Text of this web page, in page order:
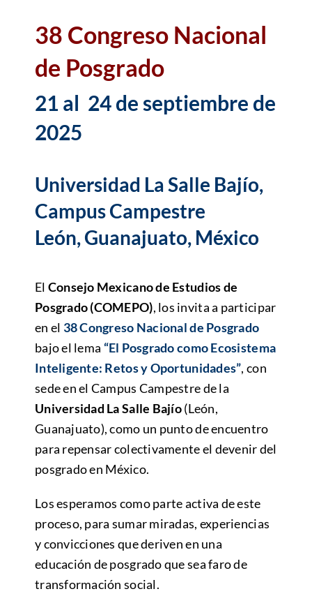
Alianzas
Contacto
38 Congreso Nacional
de Posgrado
21 al 24 de septiembre de
2025
Universidad La Salle Bajío,
Campus Campestre
León, Guanajuato, México
El Consejo Mexicano de Estudios de
Posgrado (COMEPO), los invita a participar
en el 38 Congreso Nacional de Posgrado
bajo el lema “El Posgrado como Ecosistema
Inteligente: Retos y Oportunidades”, con
sede en el Campus Campestre de la
Universidad La Salle Bajío(León,
Guanajuato), como un punto de encuentro
para repensar colectivamente el devenir del
posgrado en México.
Los esperamos como parte activa de este
proceso, para sumar miradas, experiencias
y convicciones que deriven en una
educación de posgrado que sea faro de
transformación social.